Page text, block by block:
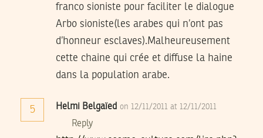
franco sioniste pour faciliter le dialogue
Arbo sioniste(les arabes qui n’ont pas
d’honneur esclaves).Malheureusement
cette chaine qui crée et diffuse la haine
dans la population arabe.
5 Helmi Belgaïed on 12/11/2011 at 12/11/2011
Reply